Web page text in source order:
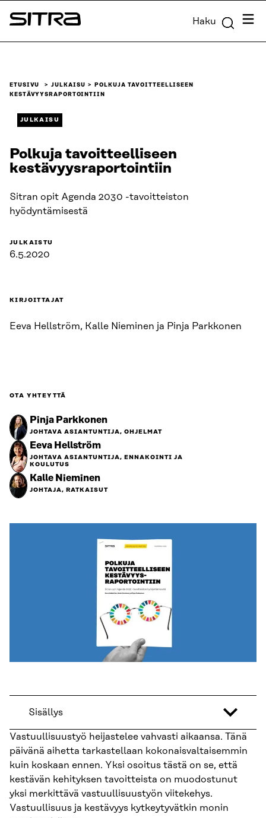
Siirry
suoraan
Sitra Haku
ETUSIVU JULKAISU
POLKUJA TAVOITTEELLISEEN
KESTÄVYYSRAPORTOINTIIN
JULKAISU
Polkuja tavoitteelliseen
kestävyysraportointiin
Sitran opit Agenda 2030 -tavoitteiston
hyödyntämisestä
JULKAISTU
6.5.2020
KIRJOITTAJAT
Eeva Hellström, Kalle Nieminen ja Pinja Parkkonen
OTA YHTEYTTÄ
Pinja Parkkonen
JOHTAVA ASIANTUNTIJA, OHJELMAT
Eeva Hellström
JOHTAVA ASIANTUNTIJA, ENNAKOINTI JA
KOULUTUS
Kalle Nieminen
JOHTAJA, RATKAISUT
Sisällys
Vastuullisuustyö heijastelee vahvasti aikaansa. Tänä
päivänä aihetta tarkastellaan kokonaisvaltaisemmin
kuin koskaan ennen. Yksi osoitus tästä on se, että
kestävän kehityksen tavoitteista on muodostunut
yksi merkittävä vastuullisuustyön viitekehys.
Vastuullisuus ja kestävyys kytkeytyvätkin monin